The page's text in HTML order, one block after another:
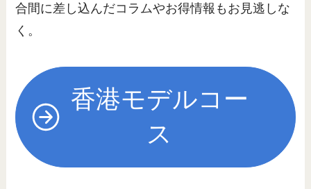
合間に差し込んだコラムやお得情報もお見逃しな
く。
香港モデルコー
ス